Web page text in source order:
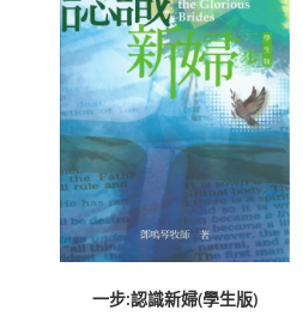
一步:認識新婦(學生版)